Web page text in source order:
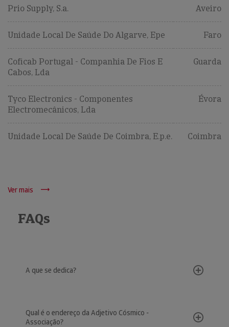
Prio Supply, S.a. Aveiro
Unidade Local De Saúde Do Algarve, Epe Faro
Coficab Portugal - Companhia De Fios E
Cabos, Lda
Guarda
Tyco Electronics - Componentes
Electromecânicos, Lda
Évora
Unidade Local De Saúde De Coimbra, E.p.e. Coimbra
Ver mais
FAQs
A que se dedica?
Qual é o endereço da Adjetivo Cósmico -
Associação?